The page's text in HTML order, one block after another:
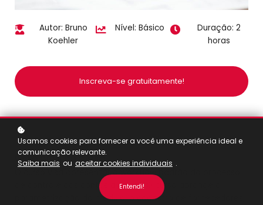
Autor: Bruno
Koehler
Nível: Básico
Duração: 2
horas
Inscreva-se gratuitamente!
VISÃO GERAL DO CURSO
O curso visa apresentar o workflow padrão do processo
de controle das contas a pagar. O curso abrange a
parametrização do módulo, o cadastro de fornecedores,
Usamos cookies para fornecer a você uma experiência ideal e
comunicação relevante.
Saiba mais ou aceitar cookies individuais .
Entendi!